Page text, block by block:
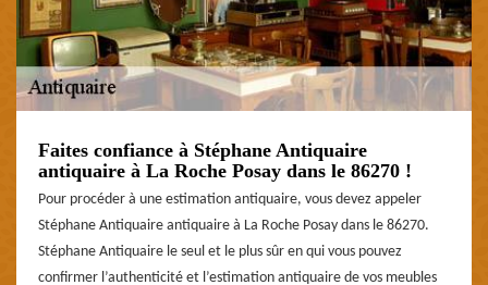
Faites confiance à Stéphane Antiquaire
antiquaire à La Roche Posay dans le 86270 !
Pour procéder à une estimation antiquaire, vous devez appeler
Stéphane Antiquaire antiquaire à La Roche Posay dans le 86270.
Stéphane Antiquaire le seul et le plus sûr en qui vous pouvez
confirmer l’authenticité et l’estimation antiquaire de vos meubles